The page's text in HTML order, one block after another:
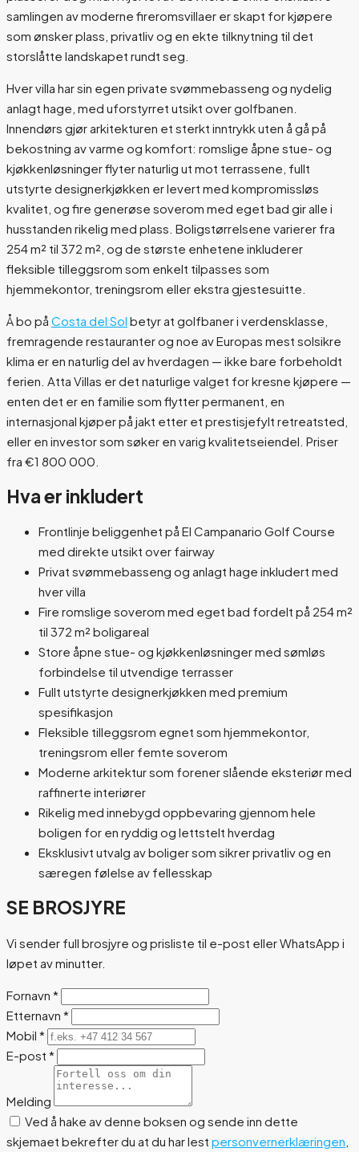
samlingen av moderne fireromsvillaer er skapt for kjøpere
som ønsker plass, privatliv og en ekte tilknytning til det
storslåtte landskapet rundt seg.
Hver villa har sin egen private svømmebasseng og nydelig
anlagt hage, med uforstyrret utsikt over golfbanen.
Innendørs gjør arkitekturen et sterkt inntrykk uten å gå på
bekostning av varme og komfort: romslige åpne stue- og
kjøkkenløsninger flyter naturlig ut mot terrassene, fullt
utstyrte designerkjøkken er levert med kompromissløs
kvalitet, og fire generøse soverom med eget bad gir alle i
husstanden rikelig med plass. Boligstørrelsene varierer fra
254 m² til 372 m², og de største enhetene inkluderer
fleksible tilleggsrom som enkelt tilpasses som
hjemmekontor, treningsrom eller ekstra gjestesuitte.
Å bo på Costa del Sol betyr at golfbaner i verdensklasse,
fremragende restauranter og noe av Europas mest solsikre
klima er en naturlig del av hverdagen — ikke bare forbeholdt
ferien. Atta Villas er det naturlige valget for kresne kjøpere —
enten det er en familie som flytter permanent, en
internasjonal kjøper på jakt etter et prestisjefylt retreatsted,
eller en investor som søker en varig kvalitetseiendel. Priser
fra €1 800 000.
Hva er inkludert
Frontlinje beliggenhet på El Campanario Golf Course
med direkte utsikt over fairway
Privat svømmebasseng og anlagt hage inkludert med
hver villa
Fire romslige soverom med eget bad fordelt på 254 m²
til 372 m² boligareal
Store åpne stue- og kjøkkenløsninger med sømløs
forbindelse til utvendige terrasser
Fullt utstyrte designerkjøkken med premium
spesifikasjon
Fleksible tilleggsrom egnet som hjemmekontor,
treningsrom eller femte soverom
Moderne arkitektur som forener slående eksteriør med
raffinerte interiører
Rikelig med innebygd oppbevaring gjennom hele
boligen for en ryddig og lettstelt hverdag
Eksklusivt utvalg av boliger som sikrer privatliv og en
særegen følelse av fellesskap
SE BROSJYRE
Vi sender full brosjyre og prisliste til e-post eller WhatsApp i
løpet av minutter.
Fornavn *
Etternavn *
Mobil *
E-post *
Melding
Ved å hake av denne boksen og sende inn dette
skjemaet bekrefter du at du har lest personvernerklæringen